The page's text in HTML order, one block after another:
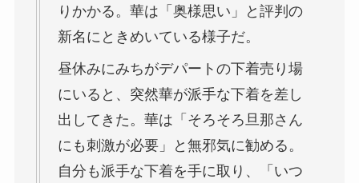
りかかる。華は「奥様思い」と評判の
新名にときめいている様子だ。
昼休みにみちがデパートの下着売り場
にいると、突然華が派手な下着を差し
出してきた。華は「そろそろ旦那さん
にも刺激が必要」と無邪気に勧める。
自分も派手な下着を手に取り、「いつ